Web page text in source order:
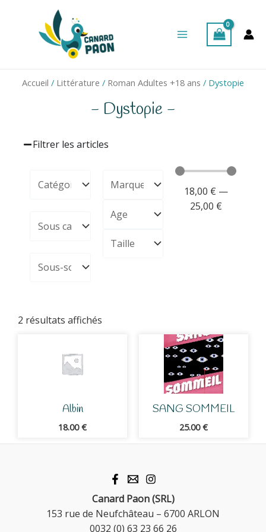
Menu
Accueil / Littérature / Roman Adultes +18 ans / Dystopie
- Dystopie -
Filtrer les articles
18,00 € —
25,00 €
2 résultats affichés
Albin
18.00€
SANG SOMMEIL
25.00€
Canard Paon (SRL)
153 rue de Neufchâteau – 6700 ARLON
0032 (0) 63 23 66 26